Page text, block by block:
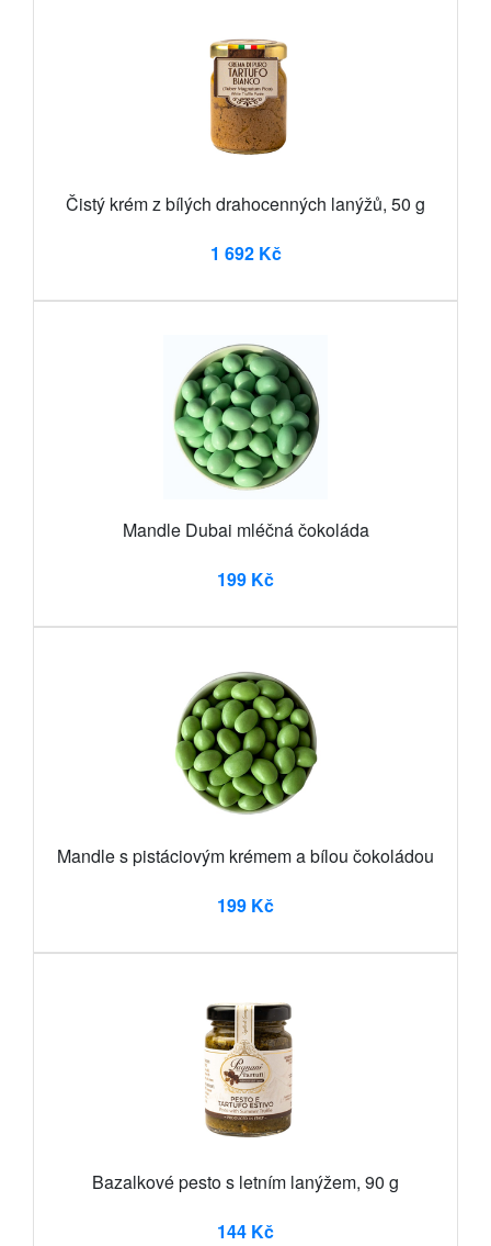
Čistý krém z bílých drahocenných lanýžů, 50 g
1 692 Kč
Mandle Dubai mléčná čokoláda
199 Kč
Mandle s pistáciovým krémem a bílou čokoládou
199 Kč
Bazalkové pesto s letním lanýžem, 90 g
144 Kč